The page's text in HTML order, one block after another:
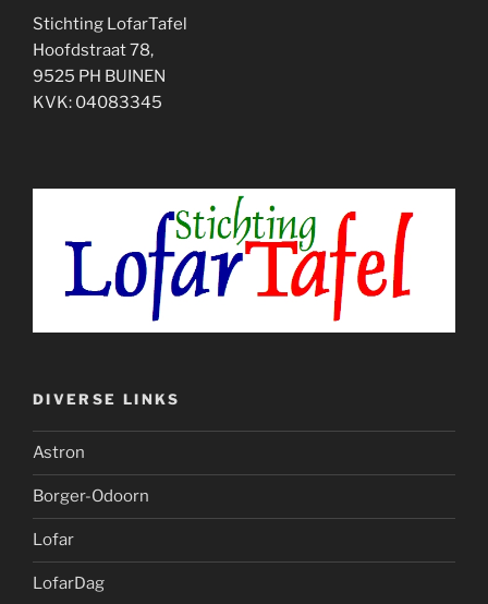
Stichting LofarTafel
Hoofdstraat 78,
9525 PH BUINEN
KVK: 04083345
DIVERSE LINKS
Astron
Borger-Odoorn
Lofar
LofarDag